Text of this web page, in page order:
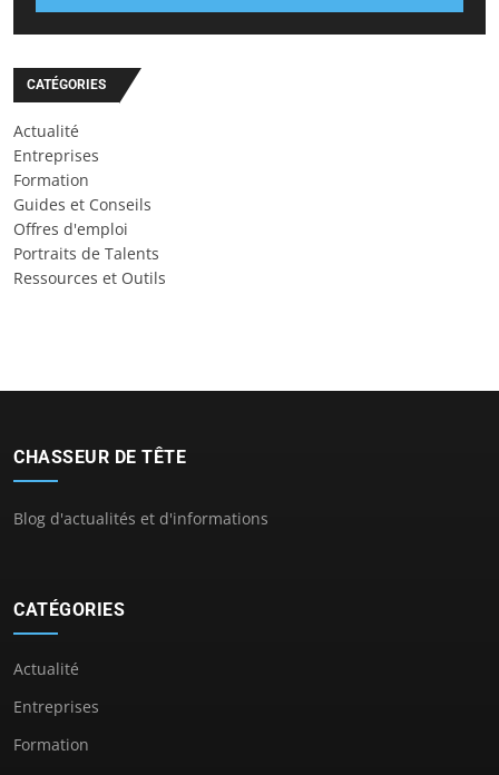
CATÉGORIES
Actualité
Entreprises
Formation
Guides et Conseils
Offres d'emploi
Portraits de Talents
Ressources et Outils
CHASSEUR DE TÊTE
Blog d'actualités et d'informations
CATÉGORIES
Actualité
Entreprises
Formation